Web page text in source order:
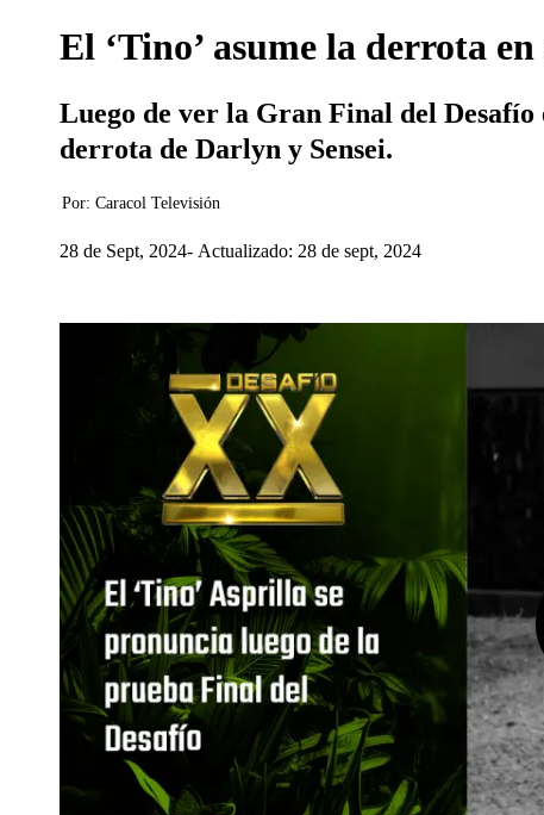
El ‘Tino’ asume la derrota
Luego de ver la Gran Final del Desafío
derrota de Darlyn y Sensei.
Por: Caracol Televisión
28 de Sept, 2024 Actualizado: 28 de sept, 2024